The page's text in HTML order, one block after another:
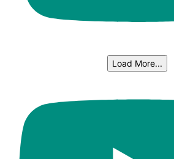
Load More...